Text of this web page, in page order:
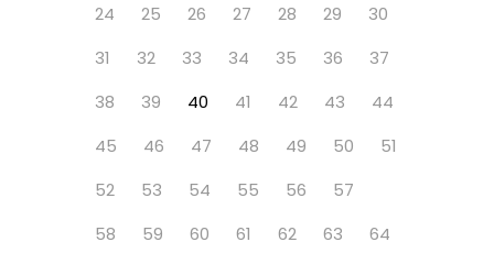
24
25 26 27 28 29
30
31
32 33 34 35 36
37
38
39 40 41 42 43
44
45
46 47 48 49 50
51
52
53 54 55 56
57
58
59 60 61 62 63
64